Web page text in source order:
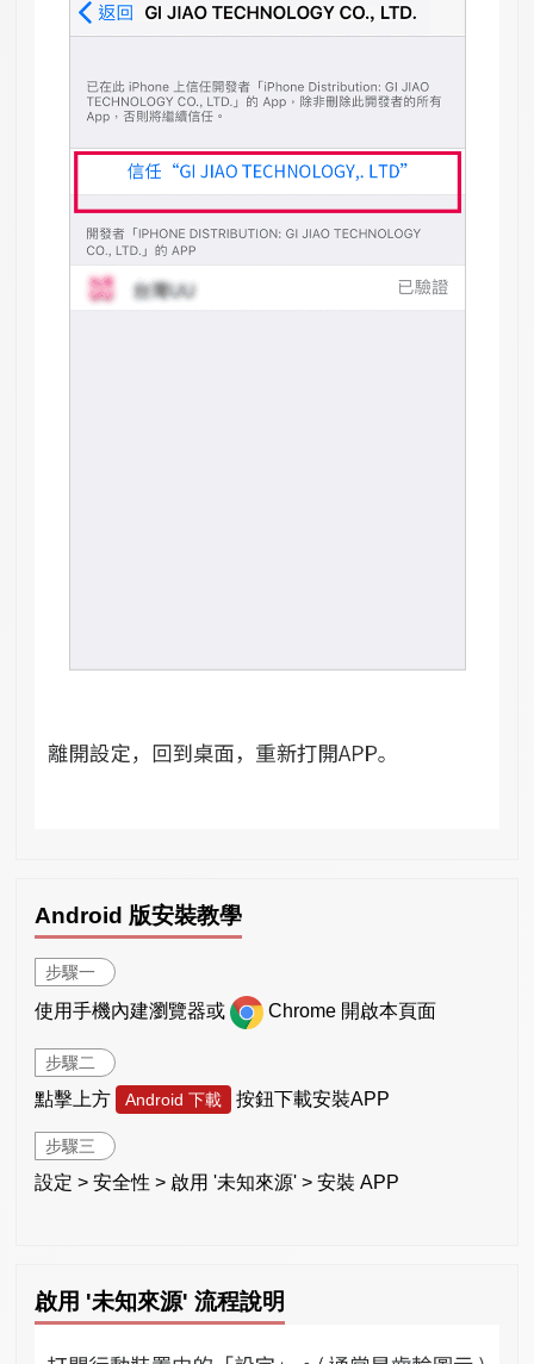
Android 版安裝教學
步驟一
使用手機內建瀏覽器或 Chrome 開啟本頁面
步驟二
點擊上方 Android 下載 按鈕下載安裝APP
步驟三
設定 > 安全性 > 啟用 '未知來源' > 安裝 APP
啟用 '未知來源' 流程說明